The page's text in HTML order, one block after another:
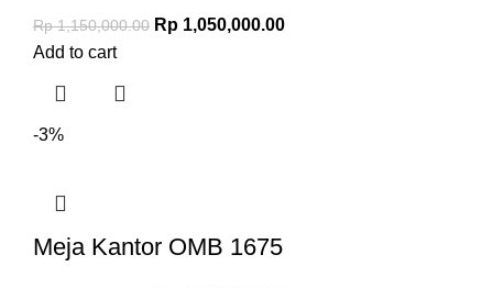
Rp1,150,000.00 Rp 1,050,000.00
Add to cart
-3%
Meja Kantor OMB 1675